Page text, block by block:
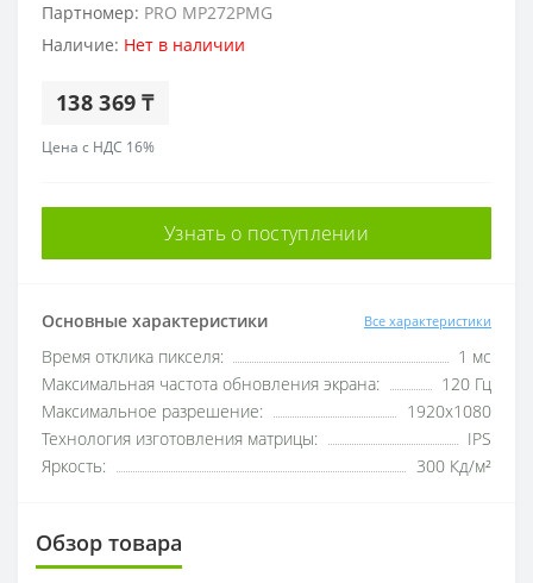
Партномер: PRO MP272PMG
Наличие: Нет в наличии
138 369 ₸
Цена с НДС 16%
Узнать о поступлении
Основные характеристики Все характеристики
Время отклика пикселя:
1 мс
Максимальная частота обновления экрана:
120 Гц
Максимальное разрешение:
1920x1080
Технология изготовления матрицы:
IPS
Яркость:
300 Кд/м²
Обзор товара